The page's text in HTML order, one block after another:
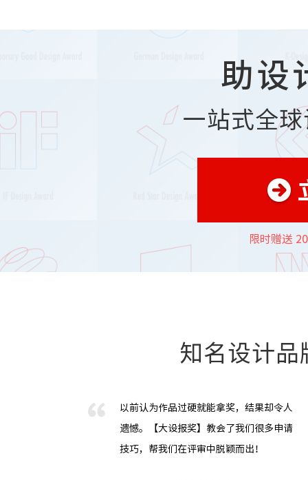
助设
一站式全
限时赠送
知名设计品
以前认为作品过硬就能拿奖，结果却令人
遗憾。【大设报奖】教会了我们很多申请
技巧，帮我们在评审中脱颖而出！